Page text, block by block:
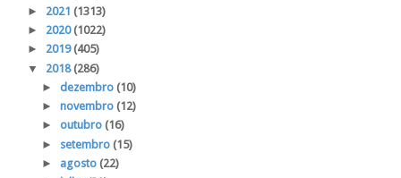
► 2021 (1313)
► 2020(1022)
► 2019(405)
▼ 2018(286)
► dezembro (10)
► novembro (12)
► outubro (16)
► setembro (15)
► agosto (22)